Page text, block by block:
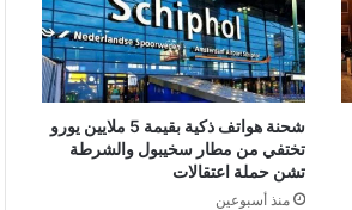
شحنة هواتف ذكية بقيمة 5 ملايين يورو
تختفي من مطار سخيبول والشرطة
تشن حملة اعتقالات
منذ أسبوعين